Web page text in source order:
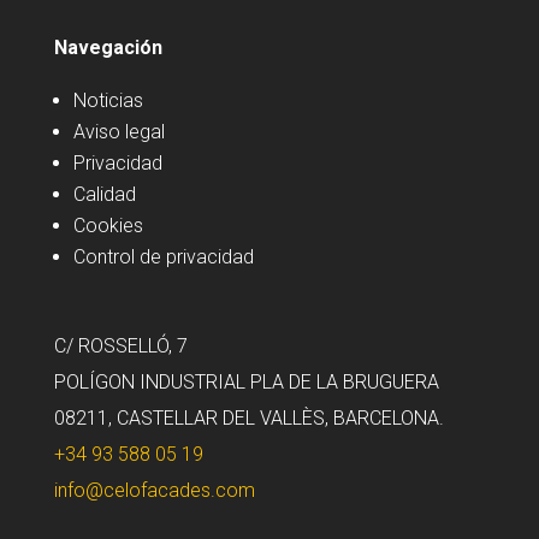
Navegación
Noticias
Aviso legal
Privacidad
Calidad
Cookies
Control de privacidad
C/ ROSSELLÓ, 7
POLÍGON INDUSTRIAL PLA DE LA BRUGUERA
08211, CASTELLAR DEL VALLÈS, BARCELONA.
+34 93 588 05 19
info@celofacades.com